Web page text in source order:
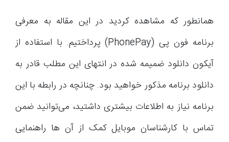
همانطور که مشاهده کردید در این مقاله به معرفی
برنامه فون پی (PhonePay) پرداختیم. با استفاده از
آیکون دانلود ضمیمه شده در انتهای این مطلب قادر به
دانلود برنامه مذکور خواهید بود. چنانچه در رابطه با این
برنامه نیاز به اطلاعات بیشتری داشتید، می‌توانید ضمن
تماس با کارشناسان موبایل کمک از آن ها راهنمایی